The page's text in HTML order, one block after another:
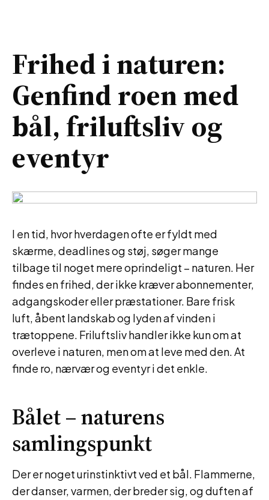
Frihed i naturen:
Genfind roen med
bål, friluftsliv og
eventyr
I en tid, hvor hverdagen ofte er fyldt med
skærme, deadlines og støj, søger mange
tilbage til noget mere oprindeligt – naturen. Her
findes en frihed, der ikke kræver abonnementer,
adgangskoder eller præstationer. Bare frisk
luft, åbent landskab og lyden af vinden i
trætoppene. Friluftsliv handler ikke kun om at
overleve i naturen, men om at leve med den. At
finde ro, nærvær og eventyr i det enkle.
Bålet – naturens
samlingspunkt
Der er noget urinstinktivt ved et bål. Flammerne,
der danser, varmen, der breder sig, og duften af